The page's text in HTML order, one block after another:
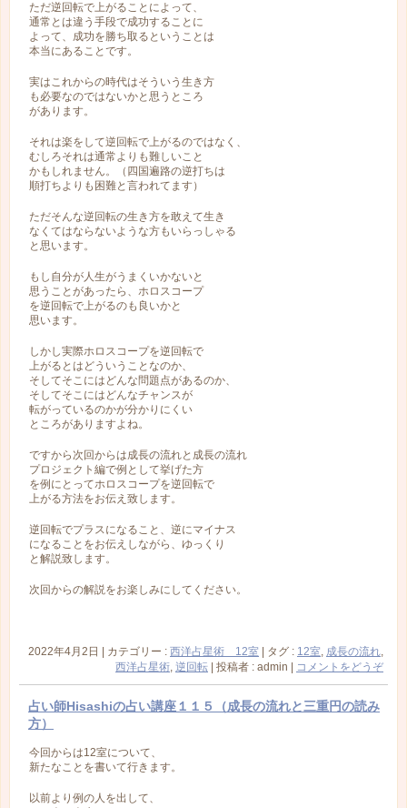
ただ逆回転で上がることによって、
通常とは違う手段で成功することに
よって、成功を勝ち取るということは
本当にあることです。
実はこれからの時代はそういう生き方
も必要なのではないかと思うところ
があります。
それは楽をして逆回転で上がるのではなく、
むしろそれは通常よりも難しいこと
かもしれません。（四国遍路の逆打ちは
順打ちよりも困難と言われてます）
ただそんな逆回転の生き方を敢えて生き
なくてはならないような方もいらっしゃる
と思います。
もし自分が人生がうまくいかないと
思うことがあったら、ホロスコープ
を逆回転で上がるのも良いかと
思います。
しかし実際ホロスコープを逆回転で
上がるとはどういうことなのか、
そしてそこにはどんな問題点があるのか、
そしてそこにはどんなチャンスが
転がっているのかが分かりにくい
ところがありますよね。
ですから次回からは成長の流れと成長の流れ
プロジェクト編で例として挙げた方
を例にとってホロスコープを逆回転で
上がる方法をお伝え致します。
逆回転でプラスになること、逆にマイナス
になることをお伝えしながら、ゆっくり
と解説致します。
次回からの解説をお楽しみにしてください。
2022年4月2日 カテゴリー : 西洋占星術 12室 タグ : 12室, 成長の流れ,
西洋占星術, 逆回転 投稿者 : admin コメントをどうぞ
占い師Hisashiの占い講座１１５（成長の流れと三重円の読み
方）
今回からは12室について、
新たなことを書いて行きます。
以前より例の人を出して、